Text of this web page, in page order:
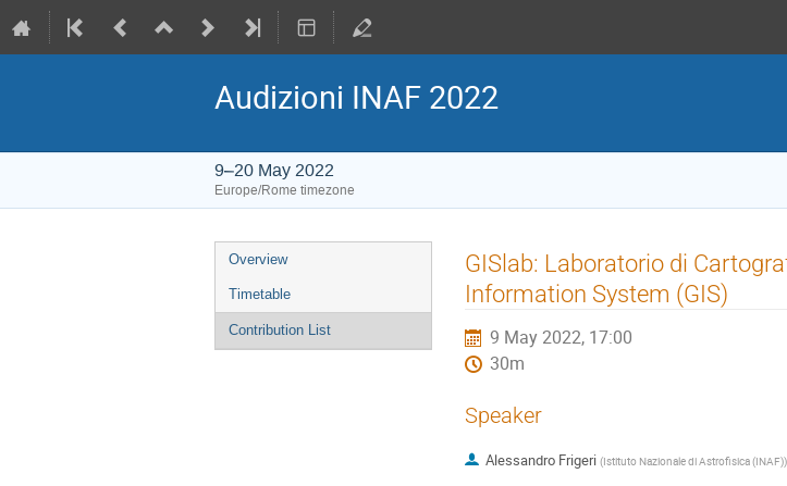
Audizioni INAF 2022
9–20 May 2022
Europe/Rome timezone
Event
menu
Overview
Timetable
Contribution List
GISlab: Laboratorio di
Information System (GIS)
9 May 2022, 17:00
30m
Speaker
Alessandro Frigeri (Istituto Nazionale di Astrofisica (INAF))